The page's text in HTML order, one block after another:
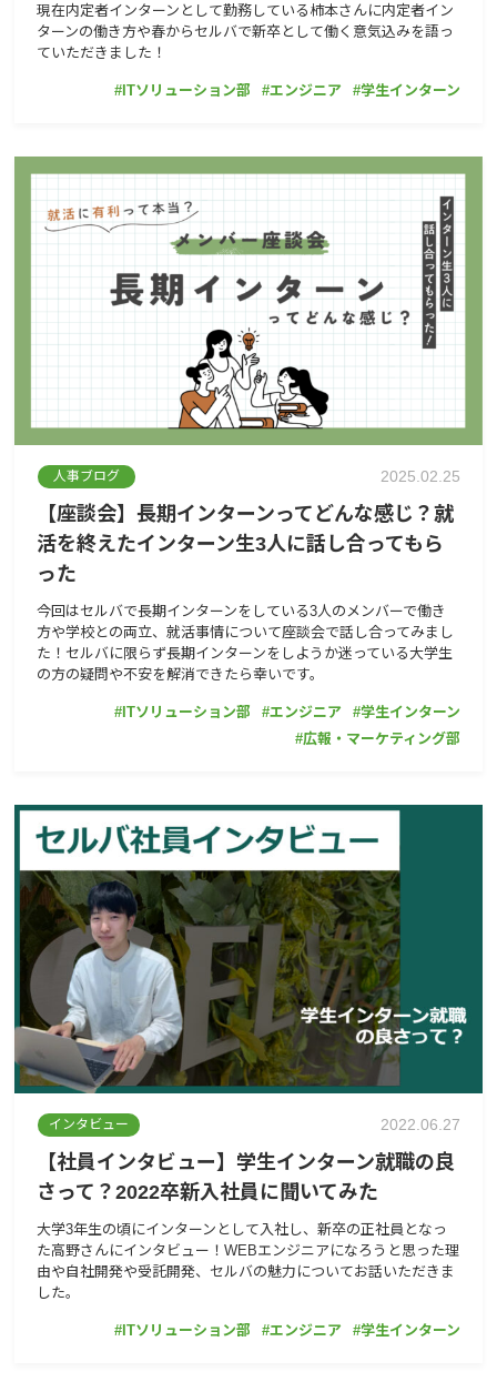
現在内定者インターンとして勤務している柿本さんに内定者イン
ターンの働き方や春からセルバで新卒として働く意気込みを語っ
ていただきました！
ITソリューション部 エンジニア 学生インターン
人事ブログ 2025.02.25
【座談会】長期インターンってどんな感じ？就
活を終えたインターン生3人に話し合ってもら
った
今回はセルバで長期インターンをしている3人のメンバーで働き
方や学校との両立、就活事情について座談会で話し合ってみまし
た！セルバに限らず長期インターンをしようか迷っている大学生
の方の疑問や不安を解消できたら幸いです。
ITソリューション部 エンジニア
学生インターン
広報・マーケティング部
インタビュー 2022.06.27
【社員インタビュー】学生インターン就職の良
さって？2022卒新入社員に聞いてみた
大学3年生の頃にインターンとして入社し、新卒の正社員となっ
た高野さんにインタビュー！WEBエンジニアになろうと思った理
由や自社開発や受託開発、セルバの魅力についてお話いただきま
した。
ITソリューション部 エンジニア 学生インターン